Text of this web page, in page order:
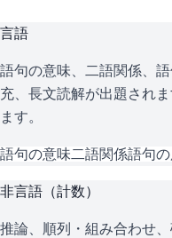
言語
語句の意味、二語関係、
充、長文読解が出題され
ます。
語句の意味二語関係語句
非言語（計数）
推論、順列・組み合わせ